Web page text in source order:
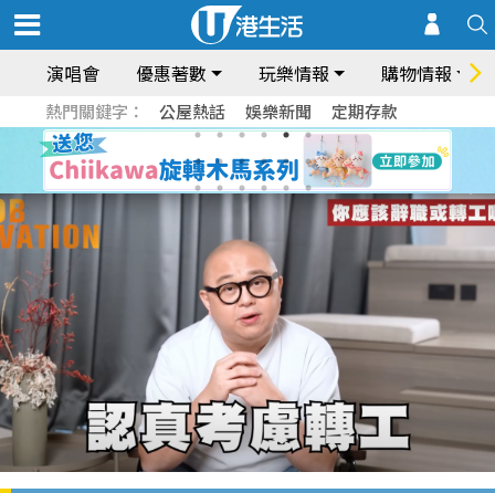
演唱會 優惠著數 玩樂情報 購物情報
熱門關鍵字： 公屋熱話 娛樂新聞 定期存款